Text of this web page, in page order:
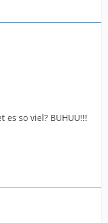
so viel? BUHUU!!!